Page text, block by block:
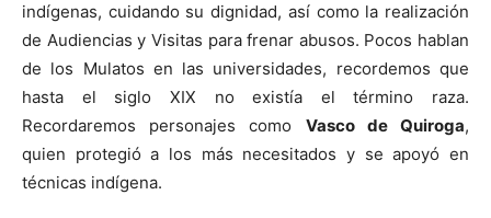
indígenas, cuidando su dignidad, así como la realización
de Audiencias y Visitas para frenar abusos. Pocos hablan
de los Mulatos en las universidades, recordemos que
hasta el siglo XIX no existía el término raza.
Recordaremos personajes como Vasco de Quiroga,
quien protegió a los más necesitados y se apoyó en
técnicas indígena.